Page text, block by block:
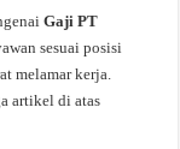
Gaji PT
sesuai posisi
melamar kerja.
artikel di atas